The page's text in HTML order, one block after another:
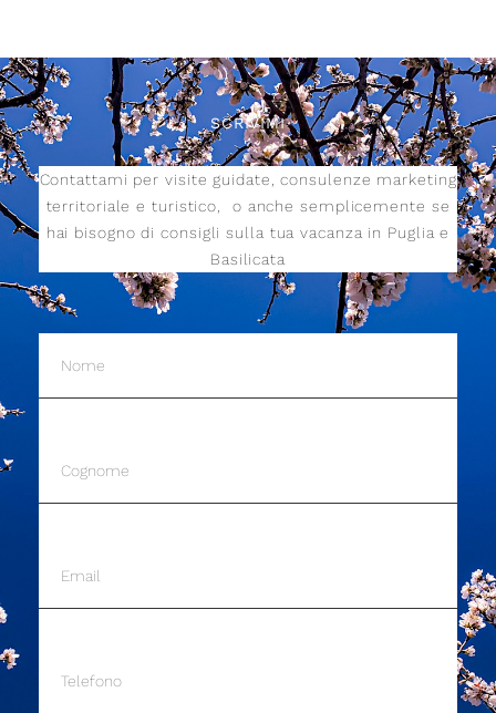
SCRIVIMI
Contattami per visite guidate, consulenze marketing
territoriale e turistico, o anche semplicemente se
hai bisogno di consigli sulla tua vacanza in Puglia e
Basilicata